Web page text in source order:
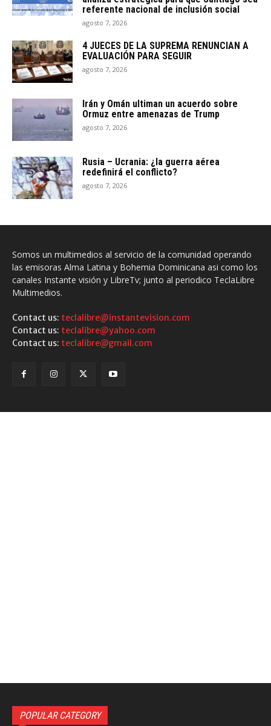
referente nacional de inclusión social
agosto 7, 2026
4 JUECES DE LA SUPREMA RENUNCIAN A
EVALUACIÓN PARA SEGUIR
agosto 7, 2026
Irán y Omán ultiman un acuerdo sobre
Ormuz entre amenazas de Trump
agosto 7, 2026
Rusia – Ucrania: ¿la guerra aérea
redefinirá el conflicto?
agosto 7, 2026
Somos un multimedios al servicio de la comunidad operando
las emisoras Alma Latina y Bohemia Dominicana asi como los
canales Instante visión y LibreTv; junto al periodico TeclaLibre
Multimedios.
Contact us: teclalibre@instantevision.com
Contact us: teclalibre@yahoo.com
Contact us: teclalibre@gmail.com
POPULAR CATEGORY